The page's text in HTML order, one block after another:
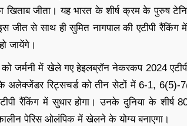
जीता। यह भारत के शीर्ष क्रम के पुरुष
जीत से साथ ही सुमित नागपाल की एटीपी रैंकिंग
जायेंगे।
जर्मनी में खेले गए हेइलब्रॉन नेकरकप 2024
अलेक्जेंडर रिट्सचर्ड को तीन सेटों में 6-1, 6(5)-
रैंकिंग में सुधार होगा। उनके दुनिया के शीर्ष
पेरिस ओलंपिक में खेलने के योग्य बनाएगा।